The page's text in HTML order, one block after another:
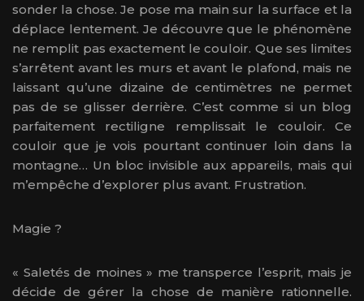
sonder la chose. Je pose ma main sur la surface et la
déplace lentement. Je découvre que le phénomène
ne remplit pas exactement le couloir. Que ses limites
s’arrêtent avant les murs et avant le plafond, mais ne
laissant qu’une dizaine de centimètres ne permet
pas de se glisser derrière. C’est comme si un blog
parfaitement rectiligne remplissait le couloir. Ce
couloir que je vois pourtant continuer loin dans la
montagne… Un bloc invisible aux appareils, mais qui
m’empêche d’explorer plus avant. Frustration.
Magie ?
« Saletés de moines » me transperce l’esprit, mais je
décide de gérer la chose de manière rationnelle.